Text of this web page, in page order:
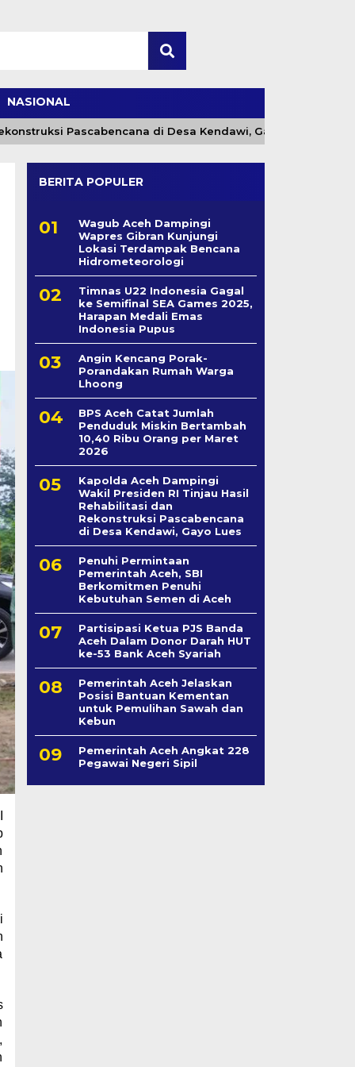
NASIONAL
Pascabencana di Desa Kendawi, Gayo Lues
BERITA POPULER
Wagub Aceh Dampingi
Wapres Gibran Kunjungi
Lokasi Terdampak Bencana
Hidrometeorologi
Timnas U22 Indonesia Gagal
ke Semifinal SEA Games 2025,
Harapan Medali Emas
Indonesia Pupus
Angin Kencang Porak-
Porandakan Rumah Warga
Lhoong
BPS Aceh Catat Jumlah
Penduduk Miskin Bertambah
10,40 Ribu Orang per Maret
2026
Kapolda Aceh Dampingi
Wakil Presiden RI Tinjau Hasil
Rehabilitasi dan
Rekonstruksi Pascabencana
di Desa Kendawi, Gayo Lues
Penuhi Permintaan
Pemerintah Aceh, SBI
Berkomitmen Penuhi
Kebutuhan Semen di Aceh
Partisipasi Ketua PJS Banda
Aceh Dalam Donor Darah HUT
ke-53 Bank Aceh Syariah
Pemerintah Aceh Jelaskan
Posisi Bantuan Kementan
untuk Pemulihan Sawah dan
Kebun
Pemerintah Aceh Angkat 228
Pegawai Negeri Sipil